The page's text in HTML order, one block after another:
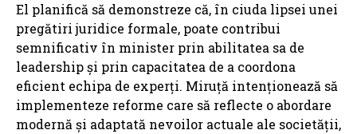
El planifică să demonstreze că, în ciuda lipsei unei
pregătiri juridice formale, poate contribui
semnificativ în minister prin abilitatea sa de
leadership și prin capacitatea de a coordona
eficient echipa de experți. Miruță intenționează să
implementeze reforme care să reflecte o abordare
modernă și adaptată nevoilor actuale ale societății,